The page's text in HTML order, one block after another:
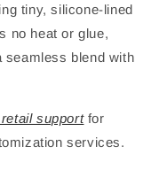
tiny, silicone-lined
no heat or glue,
seamless blend with
supportfor
services.